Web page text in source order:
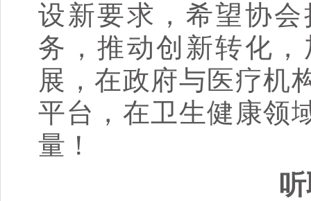
设新要求，希望协
务，推动创新转化
展，在政府与医疗机
平台，在卫生健康领
量！
听